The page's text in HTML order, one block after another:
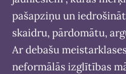
pašapziņu un
skaidru, pārdomātu,
Ar debašu
neformālās izglītības